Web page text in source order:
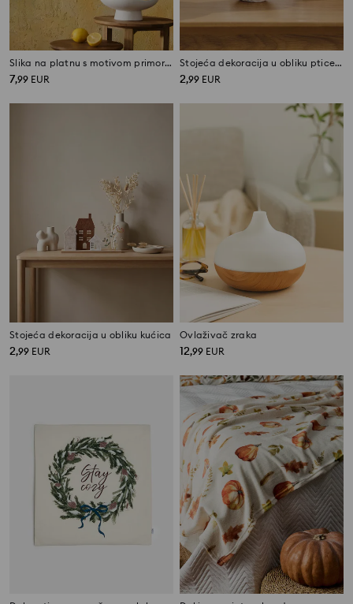
Slika na platnu s motivom primorskog gradića
7,99 EUR
Stojeća dekoracija u obliku ptice s cvjetnim motivom
2,99 EUR
Stojeća dekoracija u obliku kućica
2,99 EUR
Ovlaživač zraka
12,99 EUR